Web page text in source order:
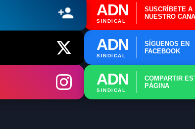
ADN
SINDICAL
SUSCRÍBETE A
NUESTRO
ADN
SINDICAL
SÍGUENOS EN
FACEBOOK
ADN
SINDICAL
COMPARTIR
PÁGINA
📍 Info: Horarios y Contacto Sede